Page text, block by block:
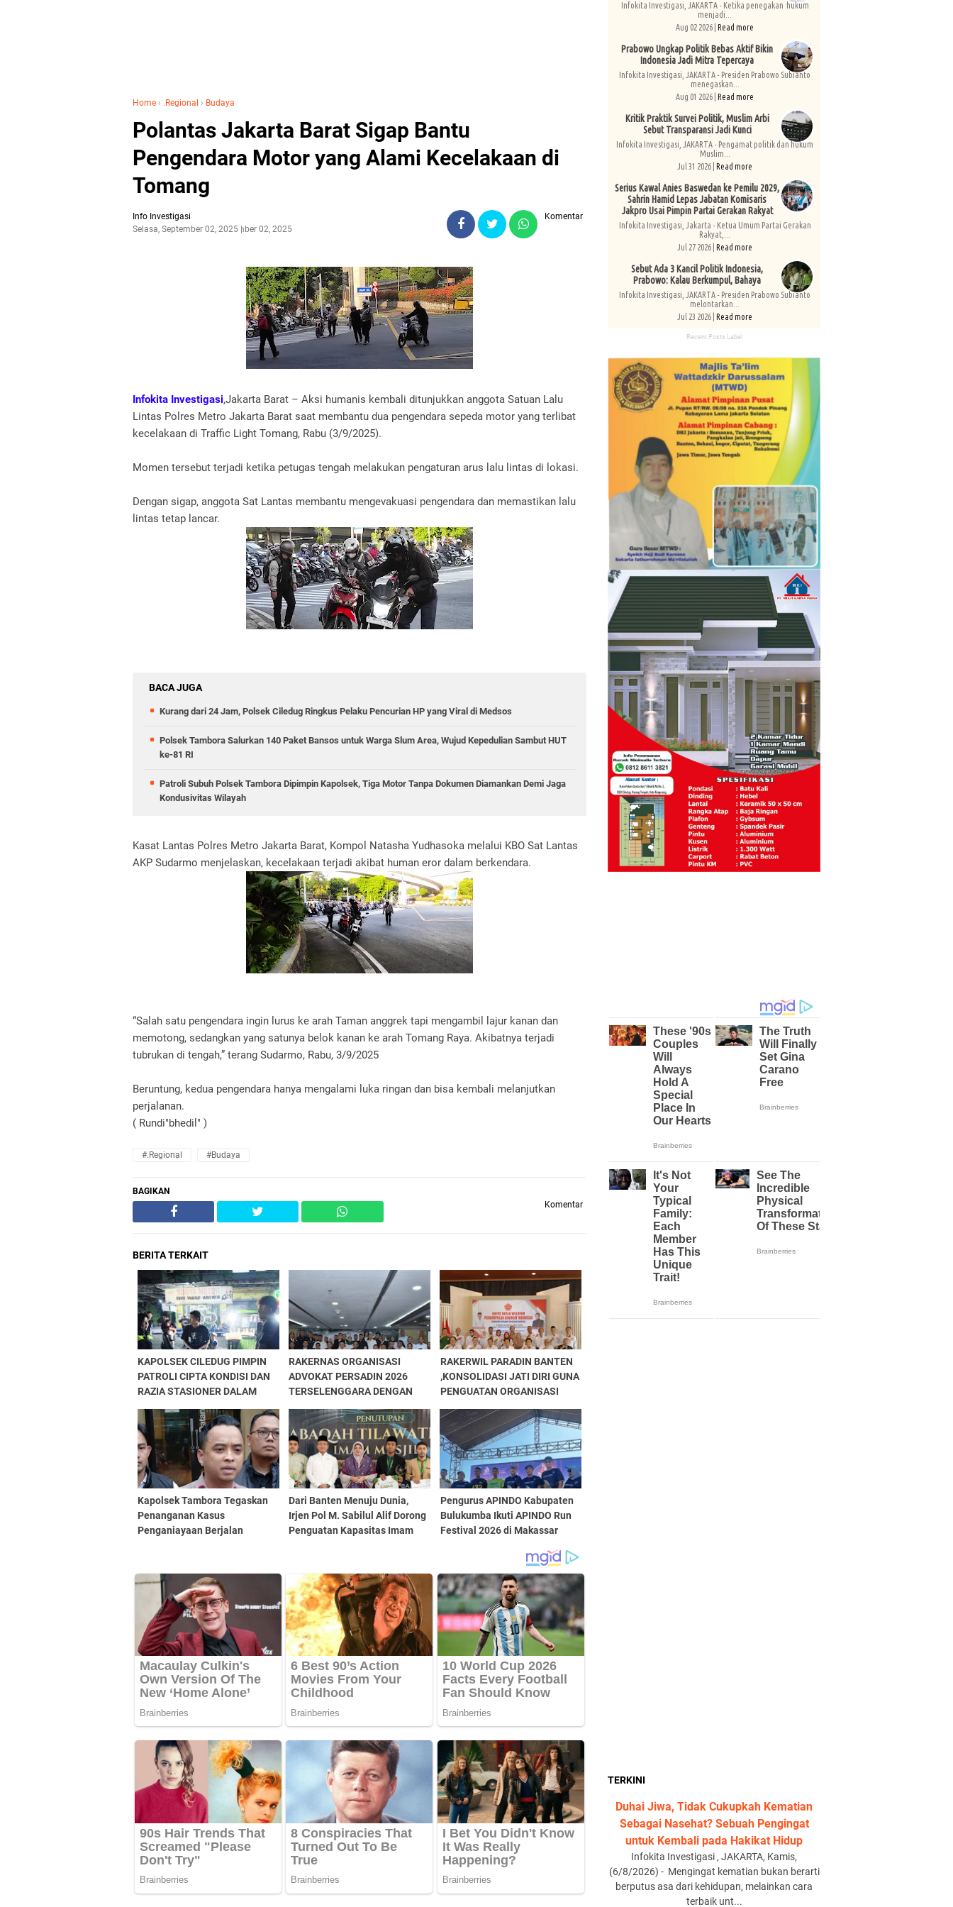
Home › .Regional › Budaya
Polantas Jakarta Barat Sigap Bantu
Pengendara Motor yang Alami Kecelakaan di
Tomang
Info Investigasi
Selasa, September 02, 2025September 02, 2025
Komentar
Infokita Investigasi,Jakarta Barat – Aksi humanis kembali ditunjukkan anggota Satuan Lalu
Lintas Polres Metro Jakarta Barat saat membantu dua pengendara sepeda motor yang terlibat
kecelakaan di Traffic Light Tomang, Rabu (3/9/2025).
Momen tersebut terjadi ketika petugas tengah melakukan pengaturan arus lalu lintas di lokasi.
Dengan sigap, anggota Sat Lantas membantu mengevakuasi pengendara dan memastikan lalu
lintas tetap lancar.
BACA JUGA
Kurang dari 24 Jam, Polsek Ciledug Ringkus Pelaku Pencurian HP yang Viral di Medsos
Polsek Tambora Salurkan 140 Paket Bansos untuk Warga Slum Area, Wujud Kepedulian Sambut HUT
ke-81 RI
Patroli Subuh Polsek Tambora Dipimpin Kapolsek, Tiga Motor Tanpa Dokumen Diamankan Demi Jaga
Kondusivitas Wilayah
Kasat Lantas Polres Metro Jakarta Barat, Kompol Natasha Yudhasoka melalui KBO Sat Lantas
AKP Sudarmo menjelaskan, kecelakaan terjadi akibat human eror dalam berkendara.
“Salah satu pengendara ingin lurus ke arah Taman anggrek tapi mengambil lajur kanan dan
memotong, sedangkan yang satunya belok kanan ke arah Tomang Raya. Akibatnya terjadi
tubrukan di tengah,” terang Sudarmo, Rabu, 3/9/2025
Beruntung, kedua pengendara hanya mengalami luka ringan dan bisa kembali melanjutkan
perjalanan.
( Rundi"bhedil" )
#.Regional #Budaya
BAGIKAN
Komentar
BERITA TERKAIT
KAPOLSEK CILEDUG PIMPIN
PATROLI CIPTA KONDISI DAN
RAZIA STASIONER DALAM
GUANTIBMAS ‎
RAKERNAS ORGANISASI
ADVOKAT PERSADIN 2026
TERSELENGGARA DENGAN
RAKERWIL PARADIN BANTEN
,KONSOLIDASI JATI DIRI GUNA
PENGUATAN ORGANISASI
Kapolsek Tambora Tegaskan
Penanganan Kasus
Penganiayaan Berjalan
Dari Banten Menuju Dunia,
Irjen Pol M. Sabilul Alif Dorong
Penguatan Kapasitas Imam
Pengurus APINDO Kabupaten
Bulukumba Ikuti APINDO Run
Festival 2026 di Makassar
Infokita Investigasi, JAKARTA - Ketika penegakan hukum
menjadi...
Aug 02 2026 | Read more
Prabowo Ungkap Politik Bebas Aktif Bikin
Indonesia Jadi Mitra Tepercaya
Infokita Investigasi, JAKARTA - Presiden Prabowo Subianto
menegaskan...
Aug 01 2026 | Read more
Kritik Praktik Survei Politik, Muslim Arbi
Sebut Transparansi Jadi Kunci
Infokita Investigasi, JAKARTA - Pengamat politik dan hukum
Muslim...
Jul 31 2026 | Read more
Serius Kawal Anies Baswedan ke Pemilu 2029,
Sahrin Hamid Lepas Jabatan Komisaris
Jakpro Usai Pimpin Partai Gerakan Rakyat
Infokita Investigasi, Jakarta - Ketua Umum Partai Gerakan
Rakyat,...
Jul 27 2026 | Read more
Sebut Ada 3 Kancil Politik Indonesia,
Prabowo: Kalau Berkumpul, Bahaya
Infokita Investigasi, JAKARTA - Presiden Prabowo Subianto
melontarkan...
Jul 23 2026 | Read more
Recent Posts Label
TERKINI
Duhai Jiwa, Tidak Cukupkah Kematian
Sebagai Nasehat? Sebuah Pengingat
untuk Kembali pada Hakikat Hidup
Infokita Investigasi , JAKARTA, Kamis,
(6/8/2026) - Mengingat kematian bukan berarti
berputus asa dari kehidupan, melainkan cara
terbaik unt...